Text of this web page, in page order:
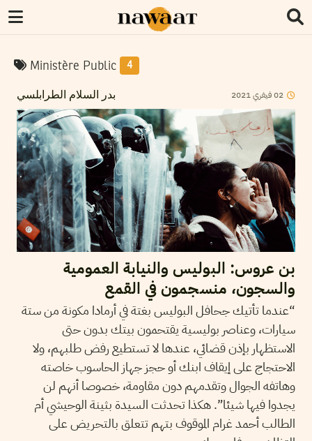
Ministère Public 4
بدر السلام الطرابلسي 02فيفري2021
بن عروس: البوليس والنيابة العمومية
والسجون، منسجمون في القمع
“عندما تأتيك جحافل البوليس بغتة في أرمادا مكونة من ستة
سيارات، وعناصر بوليسية يقتحمون بيتك بدون حتى
الاستظهار بإذن قضائي، عندها لا تستطيع رفض طلبهم، ولا
الاحتجاج على إيقاف ابنك أو حجز جهاز الحاسوب خاصته
وهاتفه الجوال وتقدمهم دون مقاومة، خصوصا أنهم لن
يجدوا فيها شيئا”. هكذا تحدثت السيدة بثينة الوحيشي أم
الطالب أحمد غرام الموقوف بتهم تتعلق بالتحريض على